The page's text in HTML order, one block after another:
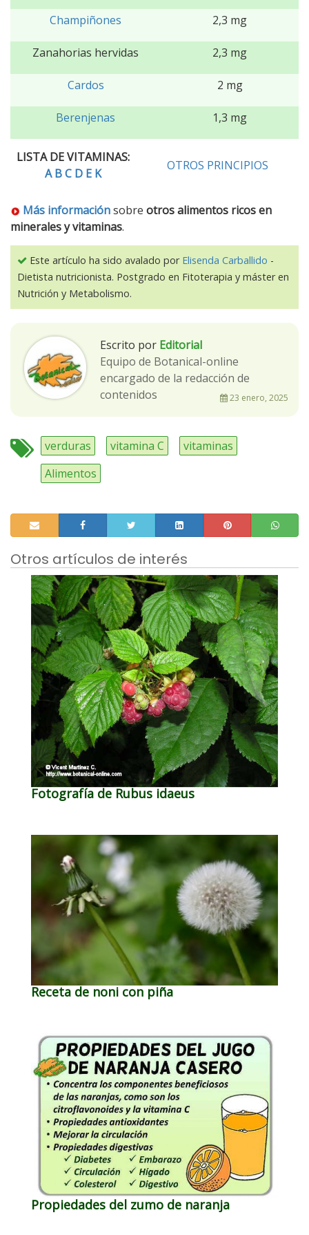
Champiñones 2,3 mg
Zanahorias hervidas 2,3 mg
Cardos 2 mg
Berenjenas 1,3 mg
LISTA DE VITAMINAS:
A BC D E K
OTROS PRINCIPIOS
Más informaciónsobre otros alimentos ricos en
minerales y vitaminas.
Este artículo ha sido avalado por Elisenda Carballido -
Dietista nutricionista. Postgrado en Fitoterapia y máster en
Nutrición y Metabolismo.
Escrito por Editorial
Equipo de Botanical-online
encargado de la redacción de
contenidos
23 enero, 2025
verduras vitamina C
vitaminas
Alimentos
Otros artículos de interés
Fotografía de Rubus idaeus
Receta de noni con piña
Propiedades del zumo de naranja